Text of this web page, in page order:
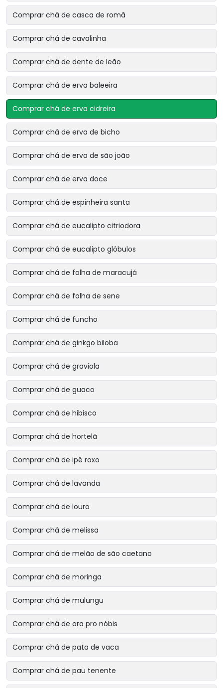
Comprar chá de casca de romã
Comprar chá de cavalinha
Comprar chá de dente de leão
Comprar chá de erva baleeira
Comprar chá de erva cidreira
Comprar chá de erva de bicho
Comprar chá de erva de são joão
Comprar chá de erva doce
Comprar chá de espinheira santa
Comprar chá de eucalipto citriodora
Comprar chá de eucalipto glóbulos
Comprar chá de folha de maracujá
Comprar chá de folha de sene
Comprar chá de funcho
Comprar chá de ginkgo biloba
Comprar chá de graviola
Comprar chá de guaco
Comprar chá de hibisco
Comprar chá de hortelã
Comprar chá de ipê roxo
Comprar chá de lavanda
Comprar chá de louro
Comprar chá de melissa
Comprar chá de melão de são caetano
Comprar chá de moringa
Comprar chá de mulungu
Comprar chá de ora pro nóbis
Comprar chá de pata de vaca
Comprar chá de pau tenente